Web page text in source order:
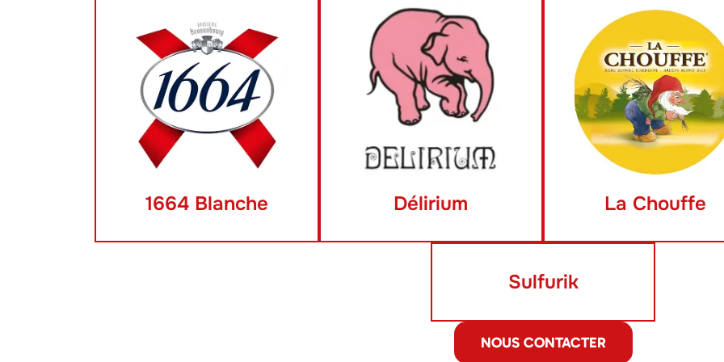
1664 Blanche Délirium La Chouffe
Sulfurik
NOUS CONTACTER